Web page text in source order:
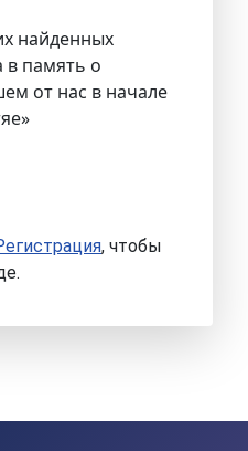
найденных
в память о
от нас в начале
, чтобы